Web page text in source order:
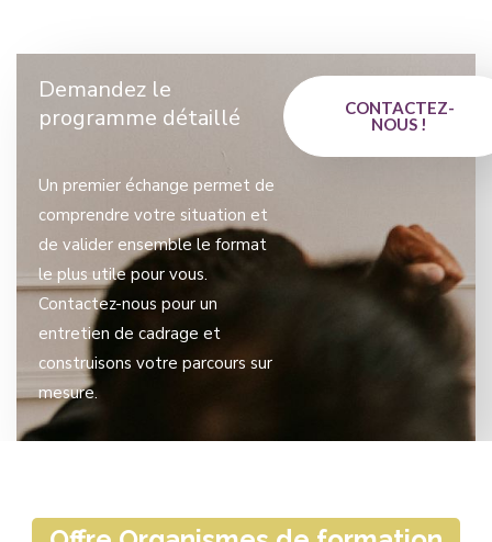
Demandez le
programme détaillé
Un premier échange permet de
comprendre votre situation et
de valider ensemble le format
le plus utile pour vous.
Contactez-nous pour un
entretien de cadrage et
construisons votre parcours sur
mesure.
CONTACTEZ-
NOUS !